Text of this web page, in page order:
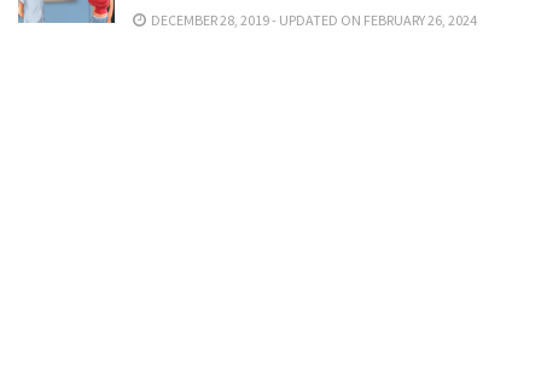
DECEMBER 28, 2019 - UPDATED ON FEBRUARY 26, 2024